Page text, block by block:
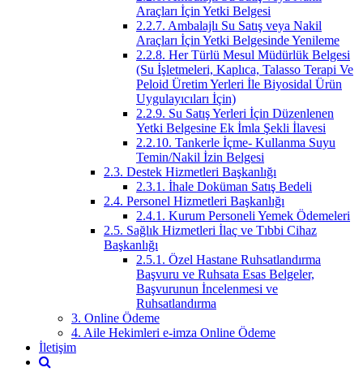
Araçları İçin Yetki Belgesi
2.2.7. Ambalajlı Su Satış veya Nakil
Araçları İçin Yetki Belgesinde Yenileme
2.2.8. Her Türlü Mesul Müdürlük Belgesi
(Su İşletmeleri, Kaplıca, Talasso Terapi Ve
Peloid Üretim Yerleri İle Biyosidal Ürün
Uygulayıcıları İçin)
2.2.9. Su Satış Yerleri İçin Düzenlenen
Yetki Belgesine Ek İmla Şekli İlavesi
2.2.10. Tankerle İçme- Kullanma Suyu
Temin/Nakil İzin Belgesi
2.3. Destek Hizmetleri Başkanlığı
2.3.1. İhale Doküman Satış Bedeli
2.4. Personel Hizmetleri Başkanlığı
2.4.1. Kurum Personeli Yemek Ödemeleri
2.5. Sağlık Hizmetleri İlaç ve Tıbbi Cihaz
Başkanlığı
2.5.1. Özel Hastane Ruhsatlandırma
Başvuru ve Ruhsata Esas Belgeler,
Başvurunun İncelenmesi ve
Ruhsatlandırma
3. Online Ödeme
4. Aile Hekimleri e-imza Online Ödeme
İletişim